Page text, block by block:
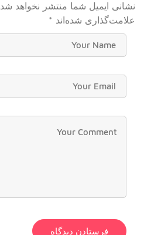
نشانی ایمیل شما منتشر نخواهد شد.
علامت‌گذاری شده‌اند *